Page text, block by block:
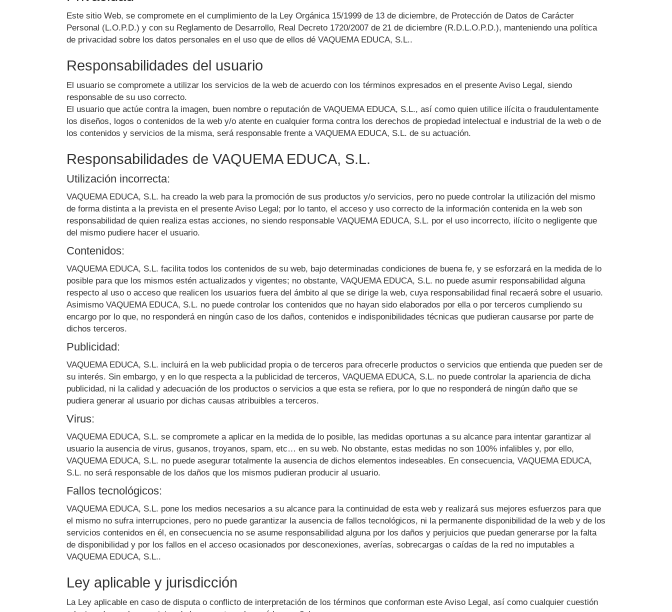
Este sitio Web, se compromete en el cumplimiento de la Ley Orgánica 15/1999 de 13 de diciembre, de Protección de Datos de Carácter
Personal (L.O.P.D.) y con su Reglamento de Desarrollo, Real Decreto 1720/2007 de 21 de diciembre (R.D.L.O.P.D.), manteniendo una política
de privacidad sobre los datos personales en el uso que de ellos dé VAQUEMA EDUCA, S.L..
Responsabilidades del usuario
El usuario se compromete a utilizar los servicios de la web de acuerdo con los términos expresados en el presente Aviso Legal, siendo
responsable de su uso correcto.
El usuario que actúe contra la imagen, buen nombre o reputación de VAQUEMA EDUCA, S.L., así como quien utilice ilícita o fraudulentamente
los diseños, logos o contenidos de la web y/o atente en cualquier forma contra los derechos de propiedad intelectual e industrial de la web o de
los contenidos y servicios de la misma, será responsable frente a VAQUEMA EDUCA, S.L. de su actuación.
Responsabilidades de VAQUEMA EDUCA, S.L.
Utilización incorrecta:
VAQUEMA EDUCA, S.L. ha creado la web para la promoción de sus productos y/o servicios, pero no puede controlar la utilización del mismo
de forma distinta a la prevista en el presente Aviso Legal; por lo tanto, el acceso y uso correcto de la información contenida en la web son
responsabilidad de quien realiza estas acciones, no siendo responsable VAQUEMA EDUCA, S.L. por el uso incorrecto, ilícito o negligente que
del mismo pudiere hacer el usuario.
Contenidos:
VAQUEMA EDUCA, S.L. facilita todos los contenidos de su web, bajo determinadas condiciones de buena fe, y se esforzará en la medida de lo
posible para que los mismos estén actualizados y vigentes; no obstante, VAQUEMA EDUCA, S.L. no puede asumir responsabilidad alguna
respecto al uso o acceso que realicen los usuarios fuera del ámbito al que se dirige la web, cuya responsabilidad final recaerá sobre el usuario.
Asimismo VAQUEMA EDUCA, S.L. no puede controlar los contenidos que no hayan sido elaborados por ella o por terceros cumpliendo su
encargo por lo que, no responderá en ningún caso de los daños, contenidos e indisponibilidades técnicas que pudieran causarse por parte de
dichos terceros.
Publicidad:
VAQUEMA EDUCA, S.L. incluirá en la web publicidad propia o de terceros para ofrecerle productos o servicios que entienda que pueden ser de
su interés. Sin embargo, y en lo que respecta a la publicidad de terceros, VAQUEMA EDUCA, S.L. no puede controlar la apariencia de dicha
publicidad, ni la calidad y adecuación de los productos o servicios a que esta se refiera, por lo que no responderá de ningún daño que se
pudiera generar al usuario por dichas causas atribuibles a terceros.
Virus:
VAQUEMA EDUCA, S.L. se compromete a aplicar en la medida de lo posible, las medidas oportunas a su alcance para intentar garantizar al
usuario la ausencia de virus, gusanos, troyanos, spam, etc… en su web. No obstante, estas medidas no son 100% infalibles y, por ello,
VAQUEMA EDUCA, S.L. no puede asegurar totalmente la ausencia de dichos elementos indeseables. En consecuencia, VAQUEMA EDUCA,
S.L. no será responsable de los daños que los mismos pudieran producir al usuario.
Fallos tecnológicos:
VAQUEMA EDUCA, S.L. pone los medios necesarios a su alcance para la continuidad de esta web y realizará sus mejores esfuerzos para que
el mismo no sufra interrupciones, pero no puede garantizar la ausencia de fallos tecnológicos, ni la permanente disponibilidad de la web y de los
servicios contenidos en él, en consecuencia no se asume responsabilidad alguna por los daños y perjuicios que puedan generarse por la falta
de disponibilidad y por los fallos en el acceso ocasionados por desconexiones, averías, sobrecargas o caídas de la red no imputables a
VAQUEMA EDUCA, S.L..
Ley aplicable y jurisdicción
La Ley aplicable en caso de disputa o conflicto de interpretación de los términos que conforman este Aviso Legal, así como cualquier cuestión